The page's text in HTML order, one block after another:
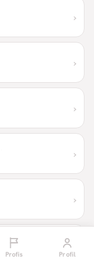
›
›
›
›
›
Profis Profil